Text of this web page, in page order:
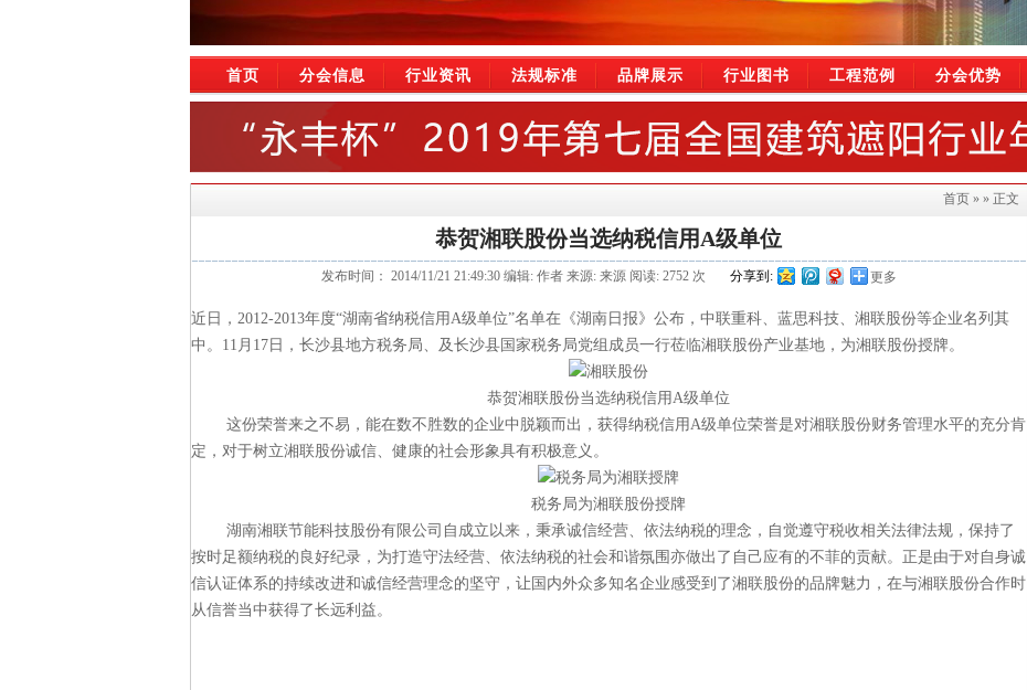
首页 分会信息 行业资讯 法规标准 品牌展示 行业图书 工程范例 分会优势
首页 » » 正文
恭贺湘联股份当选纳税信用A级单位
发布时间： 2014/11/21 21:49:30 编辑: 作者 来源: 来源 阅读: 2752 次 分享到: 更多
近日，2012-2013年度“湖南省纳税信用A级单位”名单在《湖南日报》公布，中联重科、蓝思科技、 湘联股份等企业名列其
中。11月17日，长沙县地方税务局、及长沙县国家税务局党组成员一行莅临湘联股份产业基地，为湘联股份授牌。
恭贺湘联股份当选纳税信用A级单位
这份荣誉来之不易，能在数不胜数的企业中脱颖而出，获得纳税信用A级单位荣誉是对湘联股份财务管理水平的充分肯
定，对于树立湘联股份诚信、健康的社会形象具有积极意义。
税务局为湘联股份授牌
湖南湘联节能科技股份有限公司自成立以来，秉承诚信经营、依法纳税的理念，自觉遵守税收相关法律法规，保持了
按时足额纳税的良好纪录，为打造守法经营、依法纳税的社会和谐氛围亦做出了自己应有的不菲的贡献。正是由于对自身诚
信认证体系的持续改进和诚信经营理念的坚守，让国内外众多知名企业感受到了湘联股份的品牌魅力，在与湘联股份合作时
从信誉当中获得了长远利益。